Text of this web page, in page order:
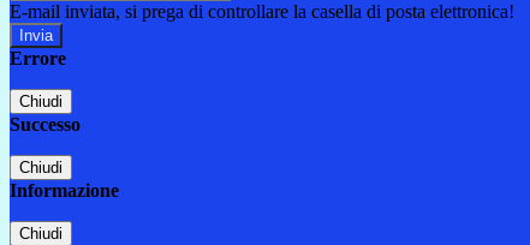
E-mail inviata, si prega di controllare la casella di posta elettronica!
Errore
Chiudi
Successo
Chiudi
Informazione
Chiudi